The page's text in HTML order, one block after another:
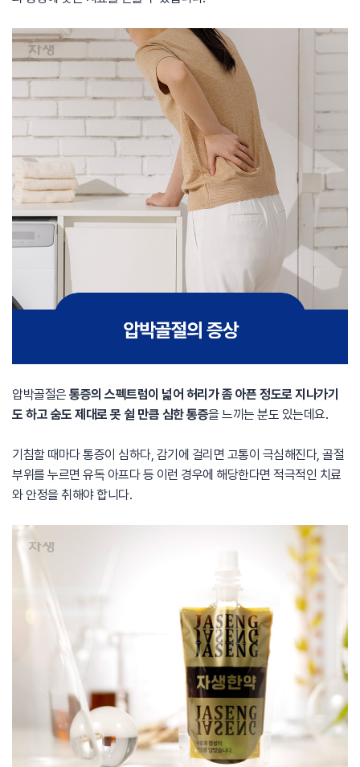
압박골절은 통증의 스펙트럼이 넓어 허리가 좀 아픈 정도로 지나가기
도 하고 숨도 제대로 못 쉴 만큼 심한 통증을 느끼는 분도 있는데요.
기침할 때마다 통증이 심하다, 감기에 걸리면 고통이 극심해진다, 골절
부위를 누르면 유독 아프다 등 이런 경우에 해당한다면 적극적인 치료
와 안정을 취해야 합니다.